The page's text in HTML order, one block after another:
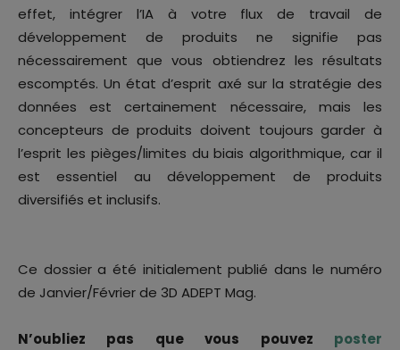
effet, intégrer l’IA à votre flux de travail de
développement de produits ne signifie pas
nécessairement que vous obtiendrez les résultats
escomptés. Un état d’esprit axé sur la stratégie des
données est certainement nécessaire, mais les
concepteurs de produits doivent toujours garder à
l’esprit les pièges/limites du biais algorithmique, car il
est essentiel au développement de produits
diversifiés et inclusifs.
Ce dossier a été initialement publié dans le numéro
de Janvier/Février de 3D ADEPT Mag.
N’oubliez pas que vous pouvez poster